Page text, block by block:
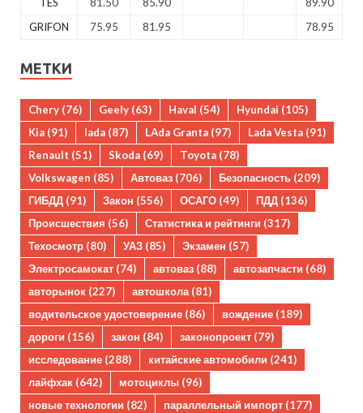
TES
81.50 85.90
89.90
GRIFON
75.95 81.95 78.95
МЕТКИ
Chery (76) Geely (63) Haval (54) Hyundai (105)
Kia (91) lada (87) LAda Granta (97) Lada Vesta (91)
Renault (51) Skoda (69) Toyota (78)
Volkswagen (85) Автоваз (706) Безопасность (209)
ГИБДД (91) Закон (556) ОСАГО (49) ПДД (136)
Происшествия (56) Статистика и рейтинги (317)
Техосмотр (80) УАЗ (85) Экзамен (57)
Электросамокат (74) автоваз (88) автозапчасти (68)
авторынок (227) автошкола(81)
водительское удостоверение (86) вождение (189)
дороги (156) закон (84) законопроект (79)
исследование (288) китайские автомобили (241)
лайфхак (642) мотоциклы (96)
новые технологии (82) параллельный импорт (177)